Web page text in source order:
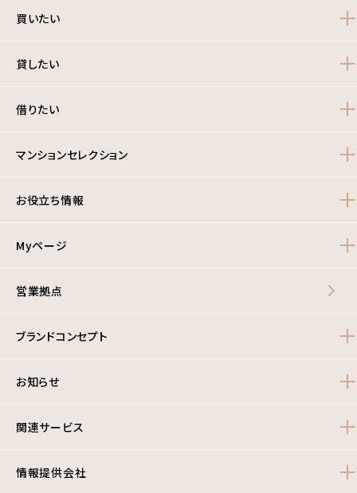
買いたい
貸したい
借りたい
マンションセレクション
お役立ち情報
Myページ
営業拠点
ブランドコンセプト
お知らせ
関連サービス
情報提供会社